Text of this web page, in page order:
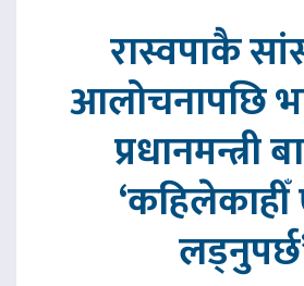
रास्वपाकै
आलोचनापछि
प्रधानमन्त्री